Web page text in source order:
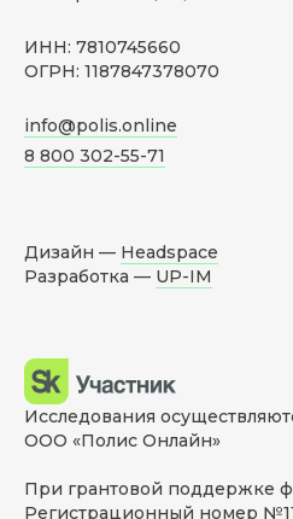
ИНН: 7810745660
ОГРН: 1187847378070
info@polis.online
8 800 302-55-71
Дизайн — Headspace
Разработка — UP-IM
Исследования
ООО «Полис Онлайн»
При грантовой поддержке
Регистрационный номер